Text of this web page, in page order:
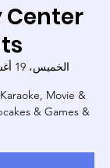
Center
الخميس، 19 أغسطس
Movie &
& Games &